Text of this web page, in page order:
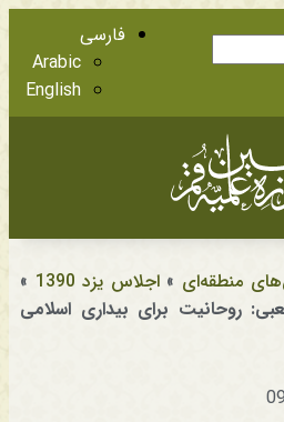
فارسی
Arabic
English
منطقه‌ای »اجلاس یزد 1390
»
روحانیت برای بیداری اسلامی